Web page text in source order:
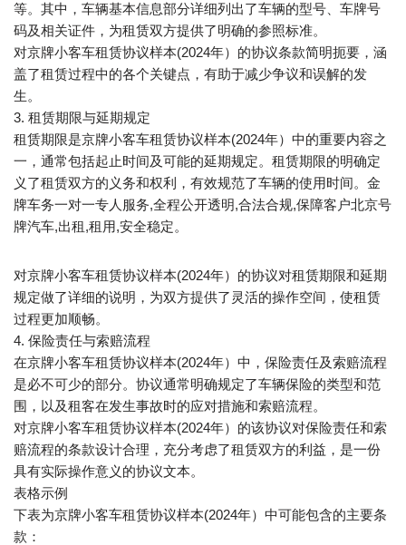
等。其中，车辆基本信息部分详细列出了车辆的型号、车牌号
码及相关证件，为租赁双方提供了明确的参照标准。
对京牌小客车租赁协议样本(2024年）的协议条款简明扼要，涵
盖了租赁过程中的各个关键点，有助于减少争议和误解的发
生。
3. 租赁期限与延期规定
租赁期限是京牌小客车租赁协议样本(2024年）中的重要内容之
一，通常包括起止时间及可能的延期规定。租赁期限的明确定
义了租赁双方的义务和权利，有效规范了车辆的使用时间。金
牌车务一对一专人服务,全程公开透明,合法合规,保障客户北京号
牌汽车,出租,租用,安全稳定。
对京牌小客车租赁协议样本(2024年）的协议对租赁期限和延期
规定做了详细的说明，为双方提供了灵活的操作空间，使租赁
过程更加顺畅。
4. 保险责任与索赔流程
在京牌小客车租赁协议样本(2024年）中，保险责任及索赔流程
是必不可少的部分。协议通常明确规定了车辆保险的类型和范
围，以及租客在发生事故时的应对措施和索赔流程。
对京牌小客车租赁协议样本(2024年）的该协议对保险责任和索
赔流程的条款设计合理，充分考虑了租赁双方的利益，是一份
具有实际操作意义的协议文本。
表格示例
下表为京牌小客车租赁协议样本(2024年）中可能包含的主要条
款：